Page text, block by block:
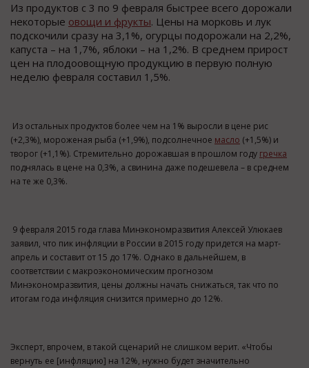
Из продуктов с 3 по 9 февраля быстрее всего дорожали
некоторые овощи и фрукты. Цены на морковь и лук
подскочили сразу на 3,1%, огурцы подорожали на 2,2%,
капуста – на 1,7%, яблоки – на 1,2%. В среднем прирост
цен на плодоовощную продукцию в первую полную
неделю февраля составил 1,5%.
Из остальных продуктов более чем на 1% выросли в цене рис
(+2,3%), мороженая рыба (+1,9%), подсолнечное масло (+1,5%) и
творог (+1,1%). Стремительно дорожавшая в прошлом году гречка
поднялась в цене на 0,3%, а свинина даже подешевела – в среднем
на те же 0,3%.
9 февраля 2015 года глава Минэкономразвития Алексей Улюкаев
заявил, что пик инфляции в России в 2015 году придется на март-
апрель и составит от 15 до 17%. Однако в дальнейшем, в
соответствии с макроэкономическим прогнозом
Минэкономразвития, цены должны начать снижаться, так что по
итогам года инфляция снизится примерно до 12%.
Эксперт, впрочем, в такой сценарий не слишком верит. «Чтобы
вернуть ее [инфляцию] на 12%, нужно будет значительно